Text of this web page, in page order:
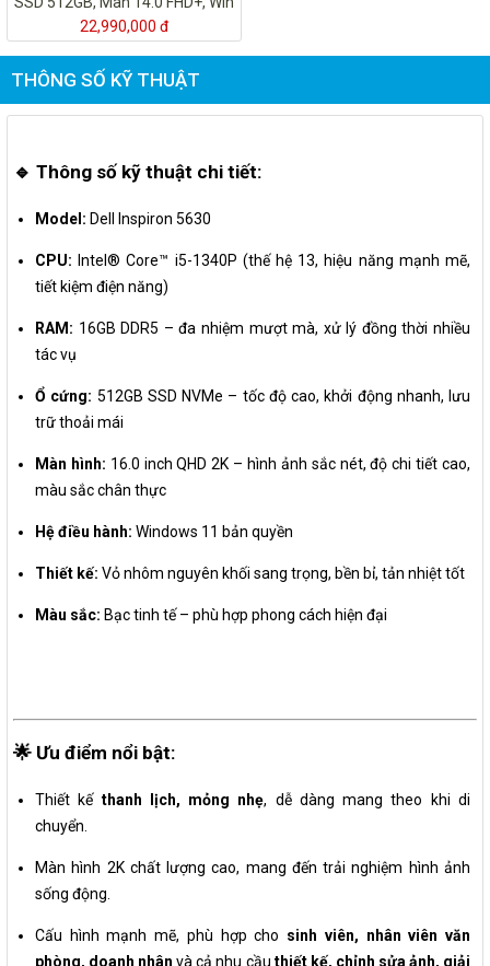
11, Vỏ Nhôm, Bạc Xanh
22,990,000 đ
THÔNG SỐ KỸ THUẬT
🔹 Thông số kỹ thuật chi tiết:
Model: Dell Inspiron 5630
CPU: Intel® Core™ i5-1340P (thế hệ 13, hiệu năng mạnh mẽ,
tiết kiệm điện năng)
RAM: 16GB DDR5 – đa nhiệm mượt mà, xử lý đồng thời nhiều
tác vụ
Ổ cứng: 512GB SSD NVMe – tốc độ cao, khởi động nhanh, lưu
trữ thoải mái
Màn hình: 16.0 inch QHD 2K – hình ảnh sắc nét, độ chi tiết cao,
màu sắc chân thực
Hệ điều hành: Windows 11 bản quyền
Thiết kế: Vỏ nhôm nguyên khối sang trọng, bền bỉ, tản nhiệt tốt
Màu sắc: Bạc tinh tế – phù hợp phong cách hiện đại
🌟 Ưu điểm nổi bật:
Thiết kế thanh lịch, mỏng nhẹ, dễ dàng mang theo khi di
chuyển.
Màn hình 2K chất lượng cao, mang đến trải nghiệm hình ảnh
sống động.
Cấu hình mạnh mẽ, phù hợp cho sinh viên, nhân viên văn
phòng, doanh nhân và cả nhu cầu thiết kế, chỉnh sửa ảnh, giải